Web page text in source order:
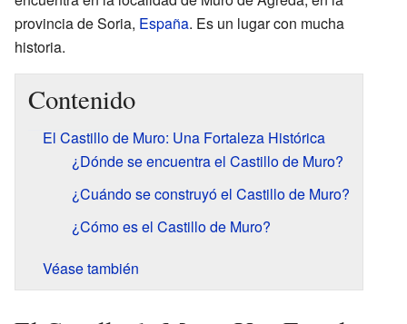
provincia de Soria, España. Es un lugar con mucha
historia.
Contenido
El Castillo de Muro: Una Fortaleza Histórica
¿Dónde se encuentra el Castillo de Muro?
¿Cuándo se construyó el Castillo de Muro?
¿Cómo es el Castillo de Muro?
Véase también